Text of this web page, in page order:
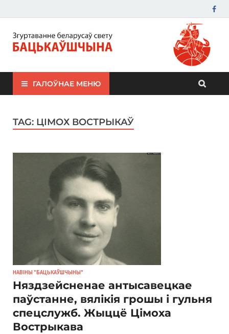
ЗБС "Бацькаўшчына"
ГАЛОЎНАЕ МЕНЮ
TAG: ЦІМОХ ВОСТРЫКАЎ
НАВІНЫ "БАЦЬКАЎШЧЫНЫ"
Няздзейсненае антысавецкае
паўстанне, вялікія грошы і гульня
спецслужб. Жыццё Цімоха
Вострыкава